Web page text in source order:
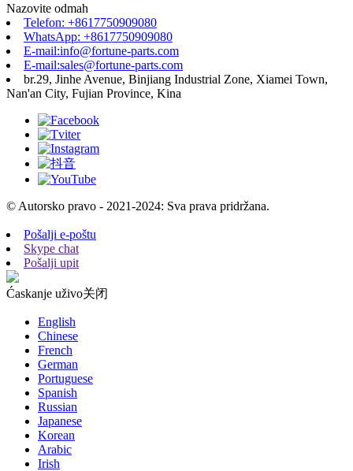
Nazovite odmah
Telefon: +8617750909080
WhatsApp: +8617750909080
E-mail:info@fortune-parts.com
E-mail:sales@fortune-parts.com
br.29, Jinhe Avenue, Binjiang Industrial Zone, Xiamei Town,
Nan'an City, Fujian Province, Kina
© Autorsko pravo - 2021-2024: Sva prava pridržana.
Pošalji e-poštu
Skype chat
Pošalji upit
Ćaskanje uživo关闭
English
Chinese
French
German
Portuguese
Spanish
Russian
Japanese
Korean
Arabic
Irish